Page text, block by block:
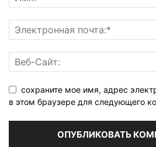
сохраните мое имя, адрес
в этом браузере для следующего